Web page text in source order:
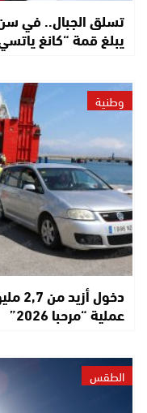
يبلغ قمة “كانغ ياتسي
وطنية
عملية “مرحبا 2026”
الطقس